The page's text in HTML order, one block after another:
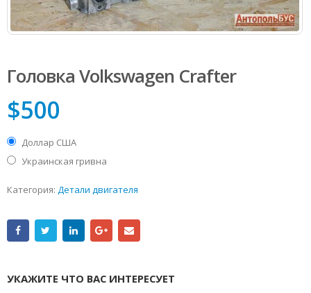
Головка Volkswagen Сrafter
$500
Доллар США
Украинская гривна
Категория: Детали двигателя
УКАЖИТЕ ЧТО ВАС ИНТЕРЕСУЕТ